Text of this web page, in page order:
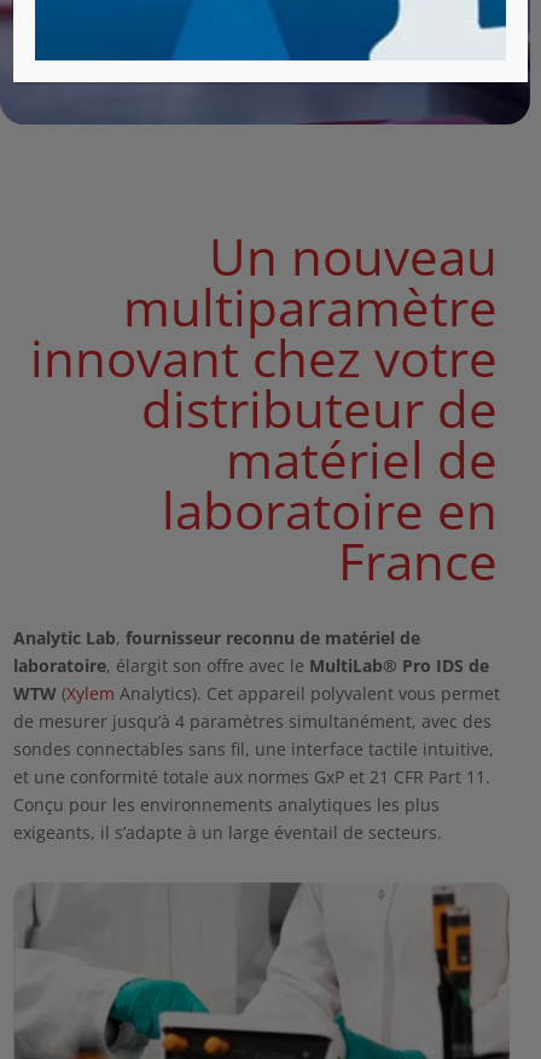
Un nouveau
multiparamètre
innovant chez votre
distributeur de
matériel de
laboratoire en
France
Analytic Lab, fournisseur reconnu de matériel de
laboratoire, élargit son offre avec le MultiLab® Pro IDS de
WTW(Xylem Analytics). Cet appareil polyvalent vous permet
de mesurer jusqu’à 4 paramètres simultanément, avec des
sondes connectables sans fil, une interface tactile intuitive,
et une conformité totale aux normes GxPet 21 CFR Part 11.
Conçu pour les environnements analytiques les plus
exigeants, il s’adapte à un large éventail de secteurs.